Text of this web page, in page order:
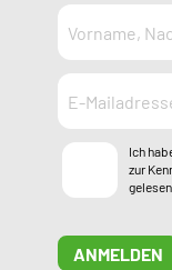
Ich
zur
ANMELDEN